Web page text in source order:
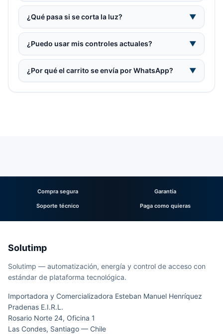
¿Qué pasa si se corta la luz? ▼
¿Puedo usar mis controles actuales? ▼
¿Por qué el carrito se envía por WhatsApp? ▼
Compra segura Garantía
Soporte técnico Paga como quieras
Solutimp
Solutimp — automatización, energía y control de acceso con
estándar de plataforma tecnológica.
Importadora y Comercializadora Esteban Manuel Henríquez
Pradenas E.I.R.L.
Rosario Norte 24, Oficina 1
Las Condes, Santiago — Chile